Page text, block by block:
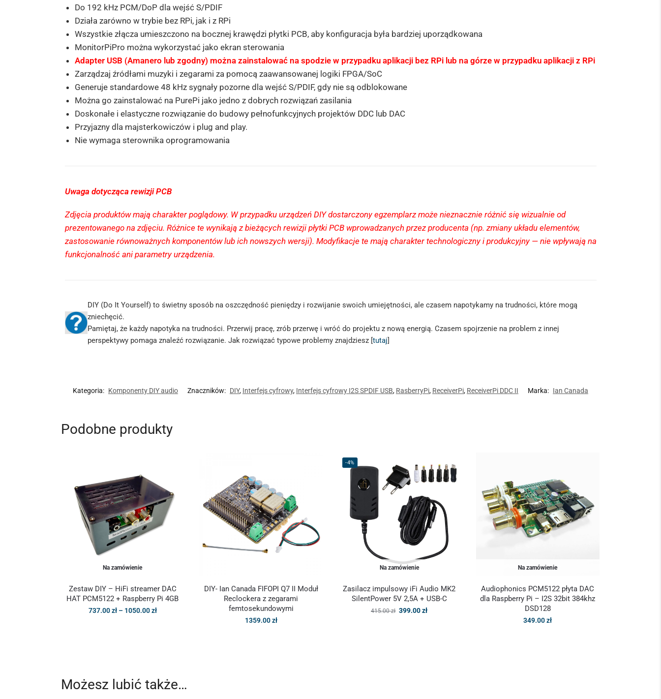
Do 192 kHz PCM/DoP dla wejść S/PDIF
Działa zarówno w trybie bez RPi, jak i z RPi
Wszystkie złącza umieszczono na bocznej krawędzi płytki PCB, aby konfiguracja była bardziej uporządkowana
MonitorPiPro można wykorzystać jako ekran sterowania
Adapter USB (Amanero lub zgodny) można zainstalować na spodzie w przypadku aplikacji bez RPi lub na górze w przypadku aplikacji z RPi
Zarządzaj źródłami muzyki i zegarami za pomocą zaawansowanej logiki FPGA/SoC
Generuje standardowe 48 kHz sygnały pozorne dla wejść S/PDIF, gdy nie są odblokowane
Można go zainstalować na PurePi jako jedno z dobrych rozwiązań zasilania
Doskonałe i elastyczne rozwiązanie do budowy pełnofunkcyjnych projektów DDC lub DAC
Przyjazny dla majsterkowiczów i plug and play.
Nie wymaga sterownika oprogramowania
Uwaga dotycząca rewizji PCB
Zdjęcia produktów mają charakter poglądowy. W przypadku urządzeń DIY dostarczony egzemplarz może nieznacznie różnić się wizualnie od
prezentowanego na zdjęciu. Różnice te wynikają z bieżących rewizji płytki PCB wprowadzanych przez producenta (np. zmiany układu elementów,
zastosowanie równoważnych komponentów lub ich nowszych wersji). Modyfikacje te mają charakter technologiczny i produkcyjny — nie wpływają na
funkcjonalność ani parametry urządzenia.
DIY (Do It Yourself) to świetny sposób na oszczędność pieniędzy i rozwijanie swoich umiejętności, ale czasem napotykamy na trudności, które mogą
zniechęcić.
Pamiętaj, że każdy napotyka na trudności. Przerwij pracę, zrób przerwę i wróć do projektu z nową energią. Czasem spojrzenie na problem z innej
perspektywy pomaga znaleźć rozwiązanie. Jak rozwiązać typowe problemy znajdziesz [tutaj]
Kategoria: Komponenty DIY audio Znaczników: DIY, Interfejs cyfrowy, Interfejs cyfrowy I2S SPDIF USB, RasberryPi, ReceiverPi, ReceiverPi DDC II Marka: Ian Canada
Podobne produkty
Na zamówienie
Zestaw DIY – HiFi streamer DAC
HAT PCM5122 + Raspberry Pi 4GB
737.00zł – 1050.00zł
DIY- Ian Canada FIFOPI Q7 II Moduł
Reclockera z zegarami
femtosekundowymi
1359.00zł
-4%
Na zamówienie
Zasilacz impulsowy iFi Audio MK2
SilentPower 5V 2,5A + USB-C
415.00zł 399.00zł
Na zamówienie
Audiophonics PCM5122 płyta DAC
dla Raspberry Pi – I2S 32bit 384khz
DSD128
349.00zł
Możesz lubić także…